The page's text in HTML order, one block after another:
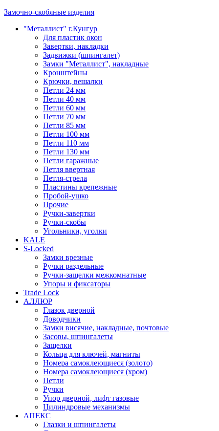
Замочно-скобяные изделия
"Металлист" г.Кунгур
Для пластик окон
Завертки, накладки
Задвижки (шпингалет)
Замки "Металлист", накладные
Кронштейны
Крючки, вешалки
Петли 24 мм
Петли 40 мм
Петли 60 мм
Петли 70 мм
Петли 85 мм
Петли 100 мм
Петли 110 мм
Петли 130 мм
Петли гаражные
Петля ввертная
Петля-стрела
Пластины крепежные
Пробой-ушко
Прочие
Ручки-завертки
Ручки-скобы
Угольники, уголки
KALE
S-Locked
Замки врезные
Ручки раздельные
Ручки-защелки межкомнатные
Упоры и фиксаторы
Trade Lock
АЛЛЮР
Глазок дверной
Доводчики
Замки висячие, накладные, почтовые
Засовы, шпингалеты
Защелки
Кольца для ключей, магниты
Номера самоклеющиеся (золото)
Номера самоклеющиеся (хром)
Петли
Ручки
Упор дверной, лифт газовые
Цилиндровые механизмы
АПЕКС
Глазки и шпингалеты